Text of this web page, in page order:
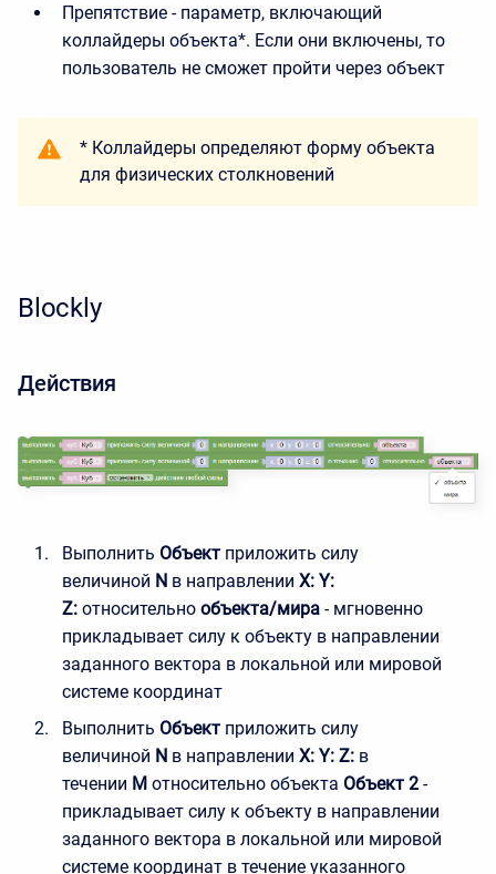
Препятствие - параметр, включающий
коллайдеры объекта*. Если они включены, то
пользователь не сможет пройти через объект
* Коллайдеры определяют форму объекта
для физических столкновений
Blockly
Действия
Выполнить Объект приложить силу
величиной N в направлении X: Y:
Z: относительно объекта/мира - мгновенно
прикладывает силу к объекту в направлении
заданного вектора в локальной или мировой
системе координат
Выполнить Объект приложить силу
величиной N в направлении X: Y: Z: в
течении M относительно объекта Объект 2 -
прикладывает силу к объекту в направлении
заданного вектора в локальной или мировой
системе координат в течение указанного